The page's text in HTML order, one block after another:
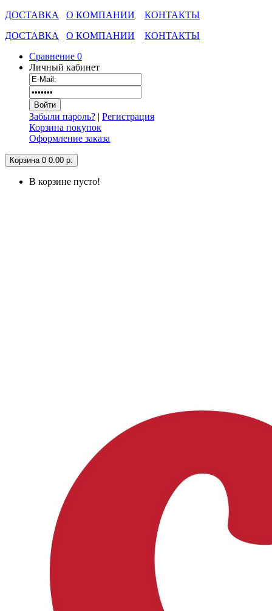
ДОСТАВКА О КОМПАНИИ
КОНТАКТЫ
ДОСТАВКА
О КОМПАНИИ
КОНТАКТЫ
Сравнение 0
Личный кабинет
Забыли пароль? | Регистрация
Корзина покупок
Оформление заказа
Корзина 0 0.00 р.
В корзине пусто!